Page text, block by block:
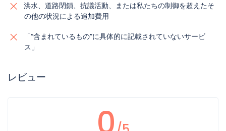
洪水、道路閉鎖、抗議活動、または私たちの制御を超えたそ
の他の状況による追加費用
「“含まれているもの”に具体的に記載されていないサービ
ス」
レビュー